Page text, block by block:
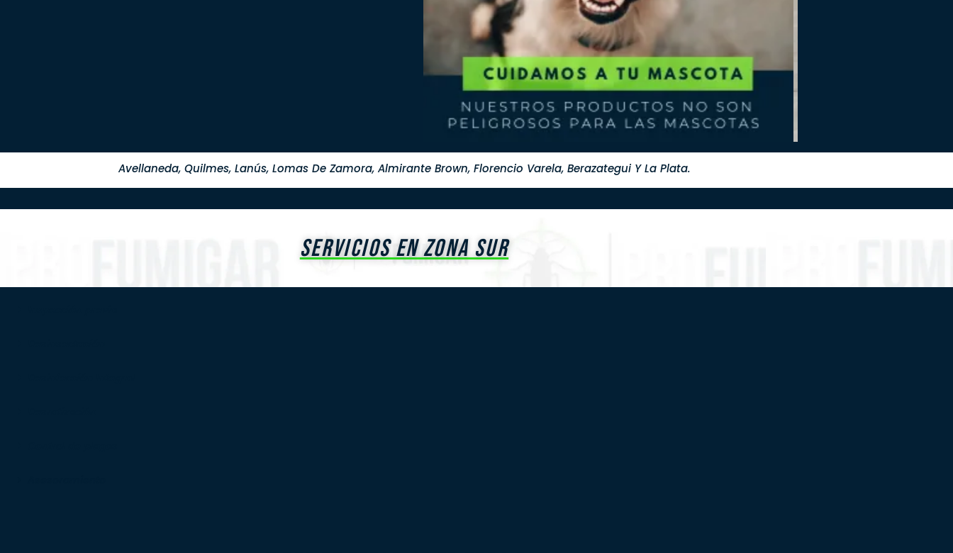
Avellaneda, Quilmes, Lanús, Lomas De Zamora, Almirante Brown, Florencio Varela, Berazategui Y La Plata.
Servicios En Zona Sur